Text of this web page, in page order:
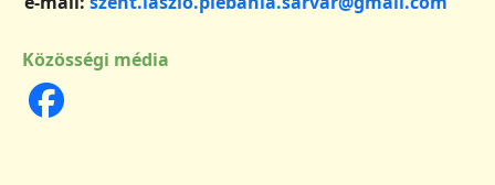
Közösségi média